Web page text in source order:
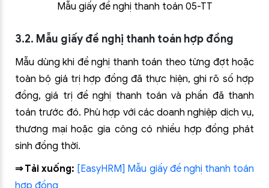
Mẫu giấy đề nghị thanh toán 05-TT
3.2. Mẫu giấy đề nghị thanh toán hợp đồng
Mẫu dùng khi đề nghị thanh toán theo từng đợt hoặc
toàn bộ giá trị hợp đồng đã thực hiện, ghi rõ số hợp
đồng, giá trị đề nghị thanh toán và phần đã thanh
toán trước đó. Phù hợp với các doanh nghiệp dịch vụ,
thương mại hoặc gia công có nhiều hợp đồng phát
sinh đồng thời.
⇒ Tải xuống: [EasyHRM] Mẫu giấy đề nghị thanh toán
hợp đồng